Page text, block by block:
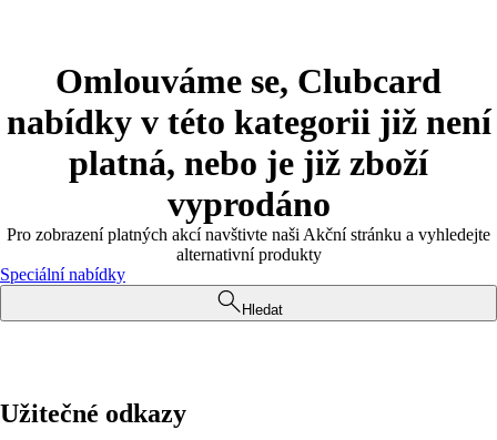
Omlouváme se, Clubcard
nabídky v této kategorii již není
platná, nebo je již zboží
vyprodáno
Pro zobrazení platných akcí navštivte naši Akční stránku a vyhledejte
alternativní produkty
Speciální nabídky
Hledat
Užitečné odkazy